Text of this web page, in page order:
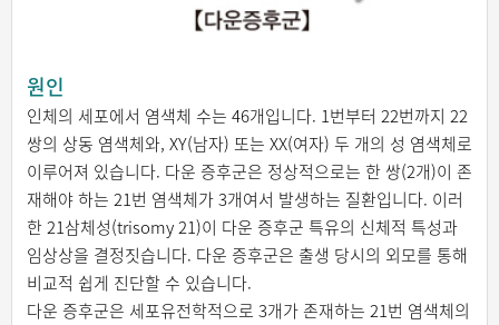
원인
인체의 세포에서 염색체 수는 46개입니다. 1번부터 22번까지 22
쌍의 상동 염색체와, XY(남자) 또는 XX(여자) 두 개의 성 염색체로
이루어져 있습니다. 다운 증후군은 정상적으로는 한 쌍(2개)이 존
재해야 하는 21번 염색체가 3개여서 발생하는 질환입니다. 이러
한 21삼체성(trisomy 21)이 다운 증후군 특유의 신체적 특성과
임상상을 결정짓습니다. 다운 증후군은 출생 당시의 외모를 통해
비교적 쉽게 진단할 수 있습니다.
다운 증후군은 세포유전학적으로 3개가 존재하는 21번 염색체의